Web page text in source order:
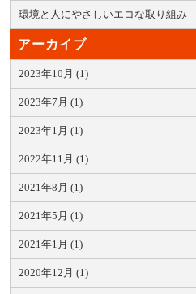
環境と人にやさしいエコな取り組み
アーカイブ
2023年10月 (1)
2023年7月 (1)
2023年1月 (1)
2022年11月 (1)
2021年8月 (1)
2021年5月 (1)
2021年1月 (1)
2020年12月 (1)